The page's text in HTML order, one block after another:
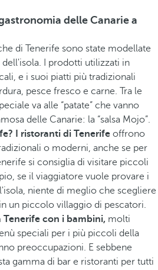
delle Canarie a
di Tenerife sono state modellate
I prodotti utilizzati in
e i suoi piatti più tradizionali
pesce fresco e carne. Tra le
va alle “patate” che vanno
delle Canarie: la “salsa Mojo”.
I ristoranti di Tenerife offrono
o moderni, anche se per
si consiglia di visitare piccoli
se il viaggiatore vuole provare i
niente di meglio che scegliere
un piccolo villaggio di pescatori.
Tenerife con i bambini, molti
speciali per i più piccoli della
preoccupazioni. E sebbene
gamma di bar e ristoranti per tutti